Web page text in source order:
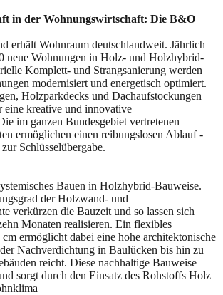
in der Wohnungswirtschaft: Die B&O
erhält Wohnraum deutschlandweit. Jährlich
neue Wohnungen in Holz- und Holzhybrid-
Komplett- und Strangsanierung werden
modernisiert und energetisch optimiert.
Holzparkdecks und Dachaufstockungen
eine kreative und innovative
im ganzen Bundesgebiet vertretenen
ermöglichen einen reibungslosen Ablauf -
Schlüsselübergabe.
Bauen in Holzhybrid-Bauweise.
der Holzwand- und
verkürzen die Bauzeit und so lassen sich
Monaten realisieren. Ein flexibles
ermöglicht dabei eine hohe architektonische
Nachverdichtung in Baulücken bis hin zu
reicht. Diese nachhaltige Bauweise
sorgt durch den Einsatz des Rohstoffs Holz